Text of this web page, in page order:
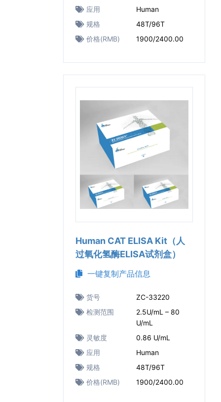
应用
Human
规格
48T/96T
价格(RMB)
1900/2400.00
Human CAT ELISA Kit（人
过氧化氢酶ELISA试剂盒）
一键复制产品信息
货号
ZC-33220
检测范围
2.5U/mL – 80
U/mL
灵敏度
0.86 U/mL
应用
Human
规格
48T/96T
价格(RMB)
1900/2400.00